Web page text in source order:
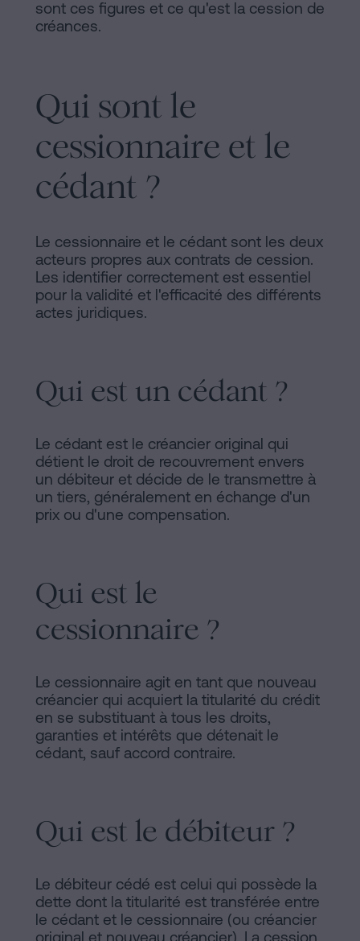
Liens
Notariaux
d'Intérêt
Processus
Contenus
Personalizar
Suivez-
sur
réseaux
Peut-
on
hypothèque
sans
certificat
d'habitabilité
?
sont ces figures et ce qu'est la cession de
créances.
Qui sont le
cessionnaire et le
cédant ?
Le cessionnaire et le cédant sont les deux
acteurs propres aux contrats de cession.
Les identifier correctement est essentiel
pour la validité et l'efficacité des différents
actes juridiques.
Qui est un cédant ?
Le cédant est le créancier original qui
détient le droit de recouvrement envers
un débiteur et décide de le transmettre à
un tiers, généralement en échange d'un
prix ou d'une compensation.
Qui est le
cessionnaire ?
Le cessionnaire agit en tant que nouveau
créancier qui acquiert la titularité du crédit
en se substituant à tous les droits,
garanties et intérêts que détenait le
cédant, sauf accord contraire.
Qui est le débiteur ?
Le débiteur cédé est celui qui possède la
dette dont la titularité est transférée entre
le cédant et le cessionnaire (ou créancier
original et nouveau créancier). La cession